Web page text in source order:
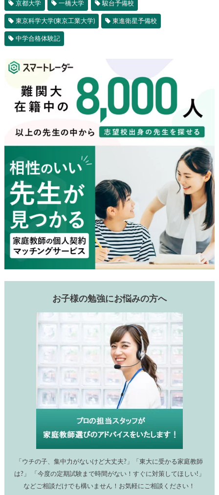
京都大学 一橋大学 駿台予備校
東京科学大学(東京工業大学) 東進衛星予備校
中学合格体験記
お子様の勉強にお悩みの方へ
「ウチの子、集中力がないけど大丈夫?」「東大に受かる家庭教師
は?」 「今度の定期試験まで時間がない！すぐに対策してほしい!」
などご相談だけでも構いません！お気軽にご相談ください！